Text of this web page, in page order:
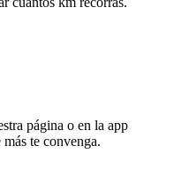
página o en la app
te convenga.